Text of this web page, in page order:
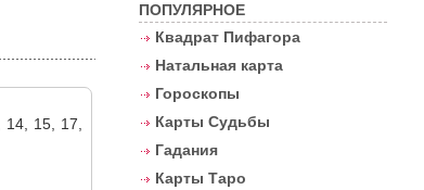
15, 17,
ПОПУЛЯРНОЕ
Квадрат Пифагора
Натальная карта
Гороскопы
Карты Судьбы
Гадания
Карты Таро